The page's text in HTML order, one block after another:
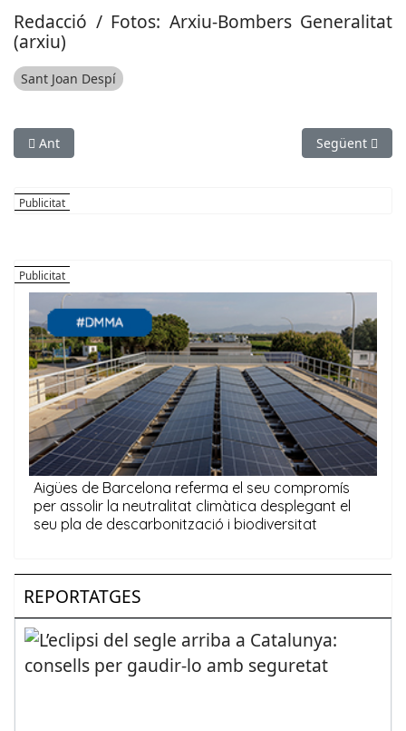
Redacció / Fotos: Arxiu-Bombers Generalitat
(arxiu)
Sant Joan Despí
Article anterior: S’intervé a l’aeroport lingots d'or ocults en
Ant Article
Següent
REPORTATGES